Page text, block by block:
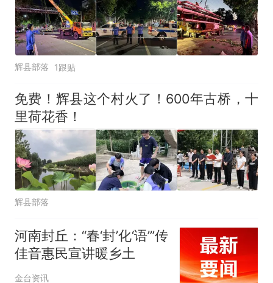
辉县部落 1跟贴
免费！辉县这个村火了！600年古桥，十
里荷花香！
辉县部落
河南封丘：“春‘封’化‘语’”传
佳音惠民宣讲暖乡土
金台资讯